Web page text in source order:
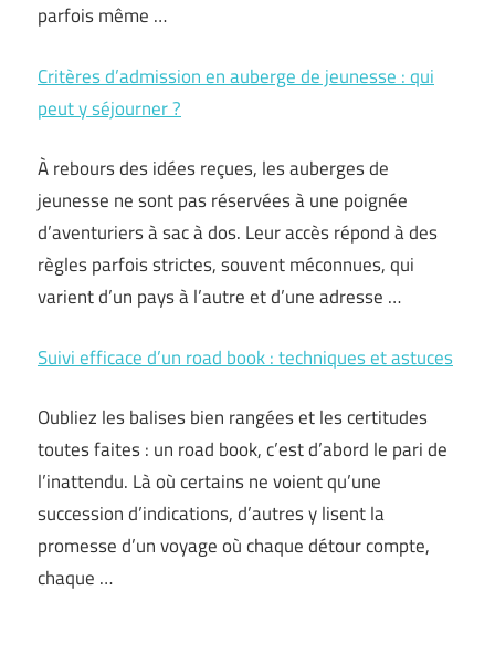
parfois même …
Critères d’admission en auberge de jeunesse : qui
peut y séjourner ?
À rebours des idées reçues, les auberges de
jeunesse ne sont pas réservées à une poignée
d’aventuriers à sac à dos. Leur accès répond à des
règles parfois strictes, souvent méconnues, qui
varient d’un pays à l’autre et d’une adresse …
Suivi efficace d’un road book : techniques et astuces
Oubliez les balises bien rangées et les certitudes
toutes faites : un road book, c’est d’abord le pari de
l’inattendu. Là où certains ne voient qu’une
succession d’indications, d’autres y lisent la
promesse d’un voyage où chaque détour compte,
chaque …